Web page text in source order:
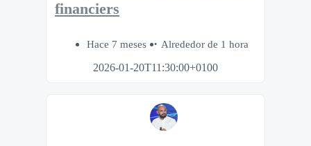
financiers
Hace 7 meses
Alrededor de 1 hora
2026-01-20T11:30:00+0100